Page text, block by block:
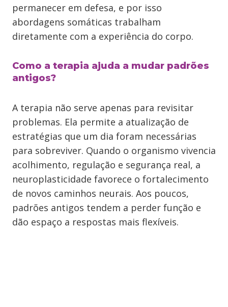
permanecer em defesa, e por isso
abordagens somáticas trabalham
diretamente com a experiência do corpo.
Como a terapia ajuda a mudar padrões
antigos?
A terapia não serve apenas para revisitar
problemas. Ela permite a atualização de
estratégias que um dia foram necessárias
para sobreviver. Quando o organismo vivencia
acolhimento, regulação e segurança real, a
neuroplasticidade favorece o fortalecimento
de novos caminhos neurais. Aos poucos,
padrões antigos tendem a perder função e
dão espaço a respostas mais flexíveis.